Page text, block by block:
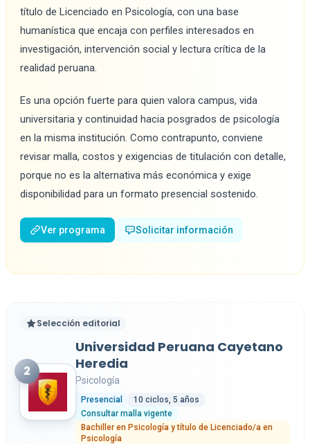
título de Licenciado en Psicología, con una base
humanística que encaja con perfiles interesados en
investigación, intervención social y lectura crítica de la
realidad peruana.
Es una opción fuerte para quien valora campus, vida
universitaria y continuidad hacia posgrados de psicología
en la misma institución. Como contrapunto, conviene
revisar malla, costos y exigencias de titulación con detalle,
porque no es la alternativa más económica y exige
disponibilidad para un formato presencial sostenido.
Ver programa Solicitar información
Selección editorial
2
Universidad Peruana Cayetano
Heredia
Psicología
Presencial
10 ciclos, 5 años
Consultar malla vigente
Bachiller en Psicología y título de Licenciado/a en
Psicología